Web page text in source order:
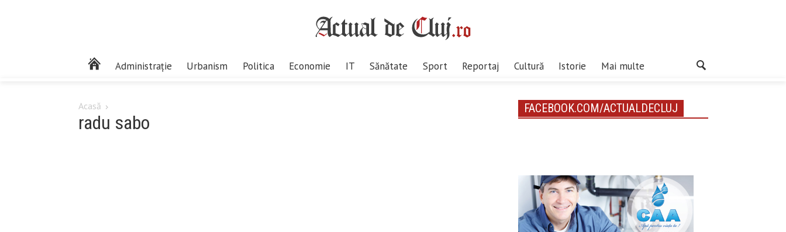
Administrație Urbanism Politica Economie IT Sănătate Sport Reportaj Cultură Istorie Mai multe
Acasă
radu sabo
FACEBOOK.COM/ACTUALDECLUJ